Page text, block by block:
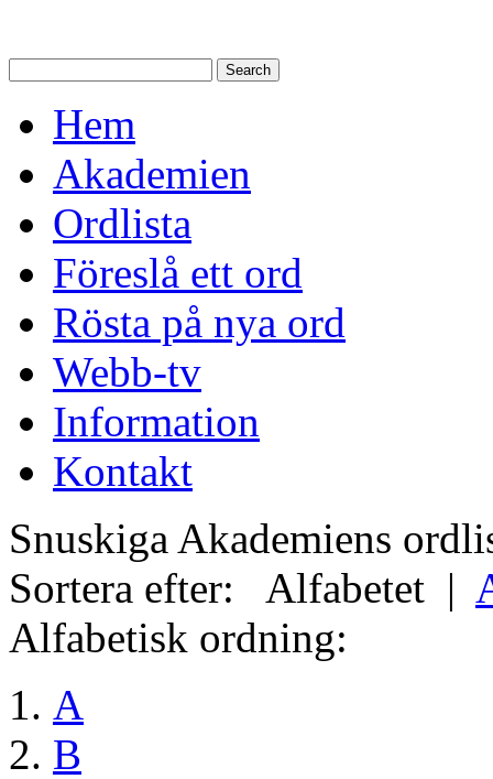
Hem
Akademien
Ordlista
Föreslå ett ord
Rösta på nya ord
Webb-tv
Information
Kontakt
Snuskiga Akademiens
Sortera efter: Alfabetet |
Alfabetisk ordning:
A
B